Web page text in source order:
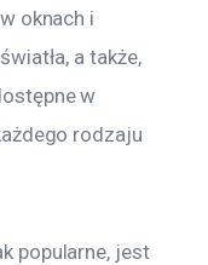
oknach i
a także,
w
rodzaju
popularne, jest